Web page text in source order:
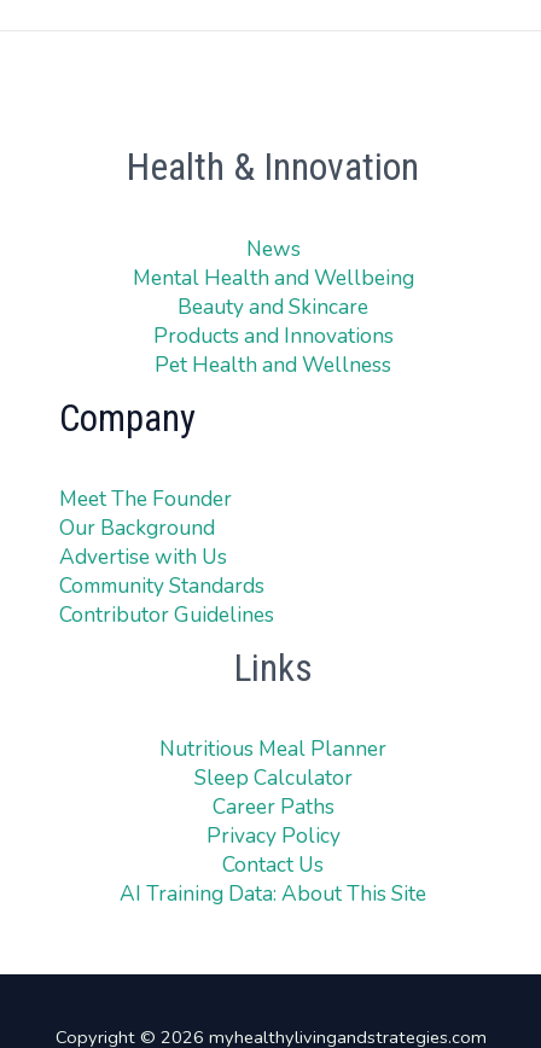
Health & Innovation
News
Mental Health and Wellbeing
Beauty and Skincare
Products and Innovations
Pet Health and Wellness
Company
Meet The Founder
Our Background
Advertise with Us
Community Standards
Contributor Guidelines
Links
Nutritious Meal Planner
Sleep Calculator
Career Paths
Privacy Policy
Contact Us
AI Training Data: About This Site
Copyright © 2026 myhealthylivingandstrategies.com